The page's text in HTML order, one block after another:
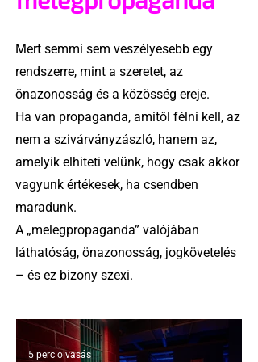
Mert semmi sem veszélyesebb egy
rendszerre, mint a szeretet, az
önazonosság és a közösség ereje.
Ha van propaganda, amitől félni kell, az
nem a szivárványzászló, hanem az,
amelyik elhiteti velünk, hogy csak akkor
vagyunk értékesek, ha csendben
maradunk.
A „melegpropaganda” valójában
láthatóság, önazonosság, jogkövetelés
– és ez bizony szexi.
5 perc olvasás